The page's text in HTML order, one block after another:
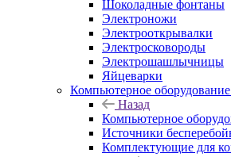
Шоколадные фонтаны
Электроножи
Электрооткрывалки
Электросковороды
Электрошашлычницы
Яйцеварки
Компьютерное оборудование
Назад
Компьютерное
Источники
Комплектующие для